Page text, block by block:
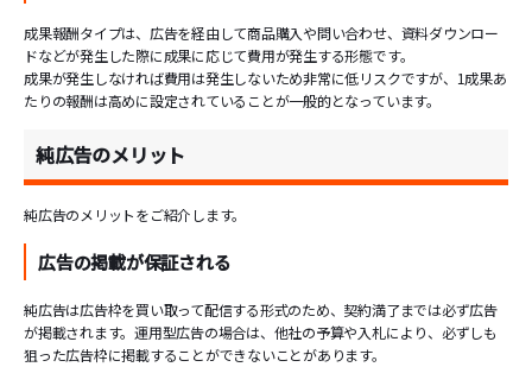
成果報酬タイプは、広告を経由して商品購入や問い合わせ、資料ダウンロー
ドなどが発生した際に成果に応じて費用が発生する形態です。
成果が発生しなければ費用は発生しないため非常に低リスクですが、1成果あ
たりの報酬は高めに設定されていることが一般的となっています。
純広告のメリット
純広告のメリットをご紹介します。
広告の掲載が保証される
純広告は広告枠を買い取って配信する形式のため、契約満了までは必ず広告
が掲載されます。運用型広告の場合は、他社の予算や入札により、必ずしも
狙った広告枠に掲載することができないことがあります。